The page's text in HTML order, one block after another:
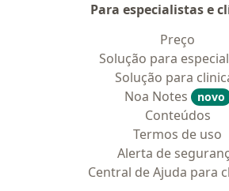
Para especialistas e
Preço
Solução para
Solução para
Noa Notes
novo
Conteúdos
Termos de uso
Alerta de
Central de Ajuda para